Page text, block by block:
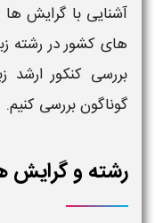
آشنایی با گرایش ها
های کشور دررشته
بررسی کنکور ارشد
گوناگون بررسی کنیم.
رشته و گرایش